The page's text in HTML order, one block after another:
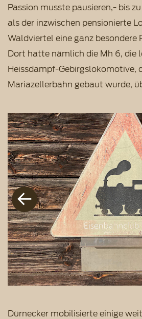
Passion musste pausieren,- bis
als der inzwischen pensionierte
Waldviertel eine ganz besondere
Dort hatte nämlich die Mh 6, die
Heissdampf-Gebirgslokomotive,
Mariazellerbahn gebaut wurde,
Dürnecker mobilisierte einige